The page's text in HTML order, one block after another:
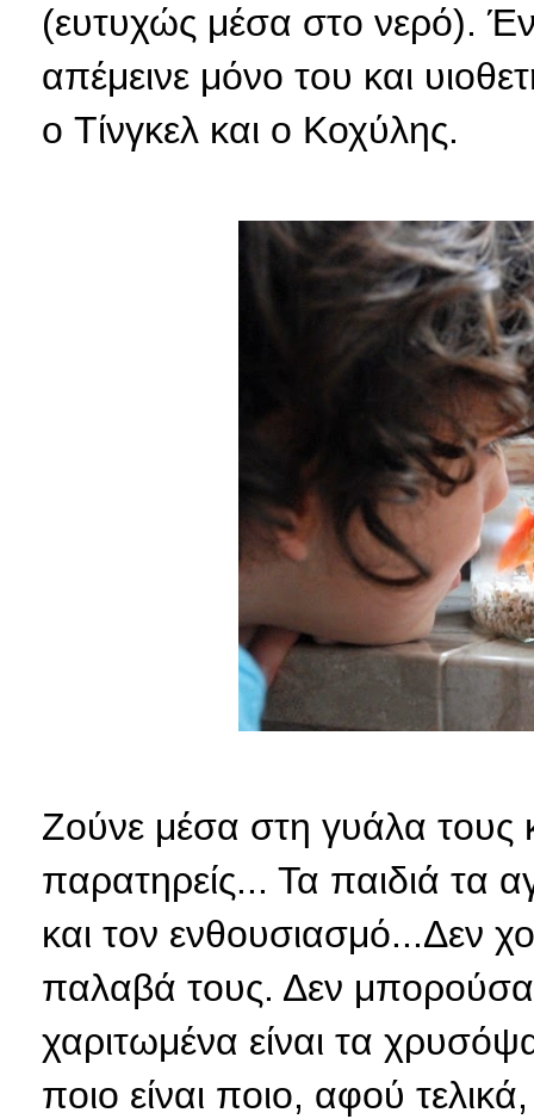
(ευτυχώς μέσα στο νερό).
απέμεινε μόνο του και
ο Τίνγκελ και ο Κοχύλης.
Ζούνε μέσα στη γυάλα τους
παρατηρείς... Τα παιδιά τα
και τον ενθουσιασμό...Δεν
παλαβά τους. Δεν
χαριτωμένα είναι τα
ποιο είναι ποιο, αφού